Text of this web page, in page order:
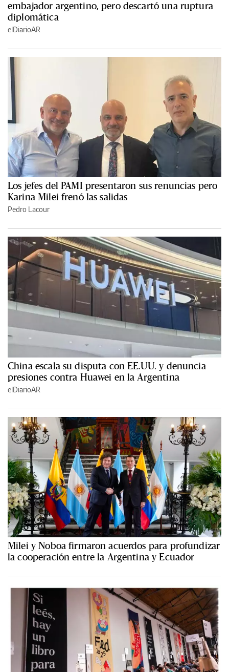
embajador argentino, pero descartó una ruptura
diplomática
elDiarioAR
Los jefes del PAMI presentaron sus renuncias pero
Karina Milei frenó las salidas
Pedro Lacour
China escala su disputa con EE.UU. y denuncia
presiones contra Huawei en la Argentina
elDiarioAR
Milei y Noboa firmaron acuerdos para profundizar
la cooperación entre la Argentina y Ecuador